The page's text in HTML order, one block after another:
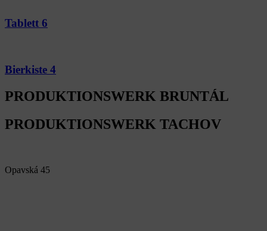
Tablett 6
Bierkiste 4
PRODUKTIONSWERK BRUNTÁL
PRODUKTIONSWERK TACHOV
Opavská 45